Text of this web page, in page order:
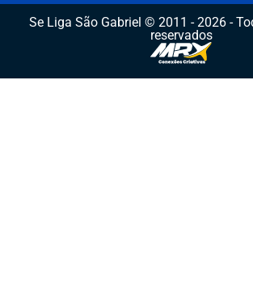
Se Liga São Gabriel © 2011 - 2026 -
reservados